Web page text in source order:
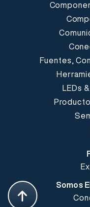
Fuentes,
LEDs
Somos